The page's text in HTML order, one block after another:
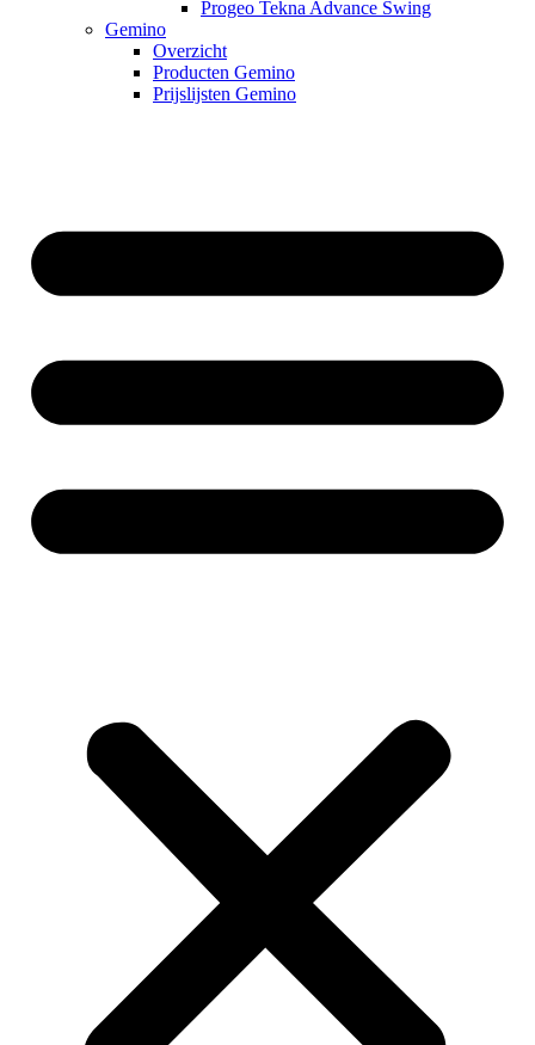
Progeo Tekna Advance Swing
Gemino
Overzicht
Producten Gemino
Prijslijsten Gemino